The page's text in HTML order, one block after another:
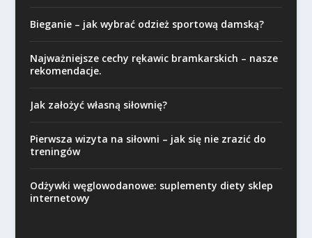
Bieganie – jak wybrać odzież sportową damską?
Najważniejsze cechy rękawic bramkarskich – nasze
rekomendacje.
Jak założyć własną siłownię?
Pierwsza wizyta na siłowni – jak się nie zrazić do
treningów
Odżywki węglowodanowe: suplementy diety sklep
internetowy